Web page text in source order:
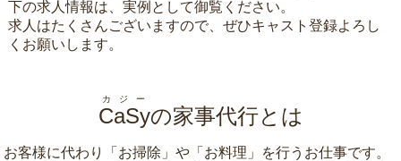
下の求人情報は、実例として御覧ください。
求人はたくさんございますので、ぜひキャスト登録よろし
くお願いします。
CaSy
カジー
の家事代行とは
お客様に代わり「 お掃除 」や「 お料理 」を行うお仕事です。